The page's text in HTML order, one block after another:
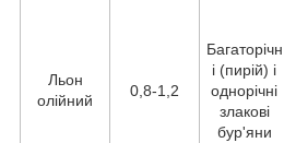
Льон
олійний
0,8-1,2
Багаторічн
і (пирій) і
однорічні
злакові
бур'яни